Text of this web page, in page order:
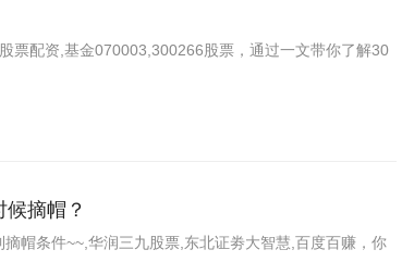
票配资,基金070003,300266股票，通过一文带你了解30
摘帽？
帽条件~~,华润三九股票,东北证劵大智慧,百度百赚，你